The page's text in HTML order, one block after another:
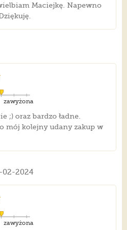
Maciejkę. Napewno
zawyżona
;) oraz bardzo ładne.
mój kolejny udany zakup w
02-2024
zawyżona